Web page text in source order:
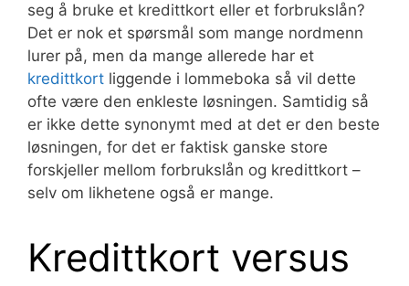
seg å bruke et kredittkort eller et forbrukslån?
Det er nok et spørsmål som mange nordmenn
lurer på, men da mange allerede har et
kredittkort liggende i lommeboka så vil dette
ofte være den enkleste løsningen. Samtidig så
er ikke dette synonymt med at det er den beste
løsningen, for det er faktisk ganske store
forskjeller mellom forbrukslån og kredittkort –
selv om likhetene også er mange.
Kredittkort versus